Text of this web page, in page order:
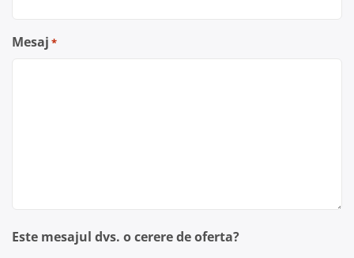
Mesaj *
Este mesajul dvs. o cerere de oferta?